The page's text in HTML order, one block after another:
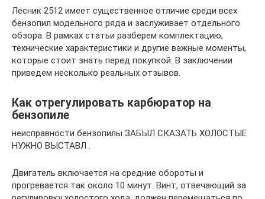
Лесник 2512 имеет существенное отличие среди всех
бензопил модельного ряда и заслуживает отдельного
обзора. В рамках статьи разберем комплектацию,
технические характеристики и другие важные моменты,
которые стоит знать перед покупкой. В заключении
приведем несколько реальных отзывов.
Как отрегулировать карбюратор на
бензопиле
неисправности бензопилы ЗАБЫЛ СКАЗАТЬ ХОЛОСТЫЕ
НУЖНО ВЫСТАВЛ .
Двигатель включается на средние обороты и
прогревается так около 10 минут. Винт, отвечающий за